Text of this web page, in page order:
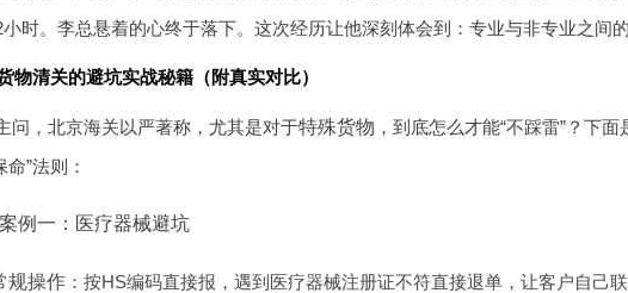
时。李总悬着的心终于落下。这次经历让他深刻体会到：专业与非专业之间的
物清关的避坑实战秘籍（附真实对比）
问，北京海关以严著称，尤其是对于特殊货物 ，到底怎么才能“不踩雷”？下面
”法则：
例一：医疗器械避坑
规操作 ：按HS编码直接报，遇到医疗器械注册证不符直接退单，让客户自己联